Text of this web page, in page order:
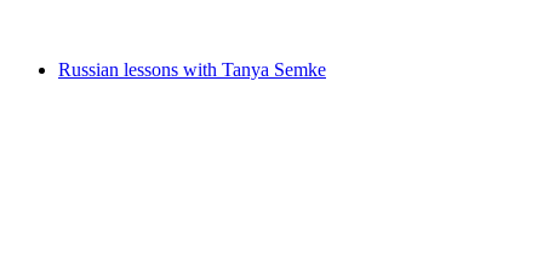
Russian lessons with Tanya Semke